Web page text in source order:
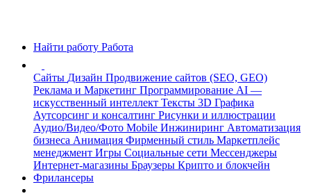
Найти работу Работа
Сайты Дизайн Продвижение сайтов (SEO, GEO)
Реклама и Маркетинг Программирование AI —
искусственный интеллект Тексты 3D Графика
Аутсорсинг и консалтинг Рисунки и иллюстрации
Аудио/Видео/Фото Mobile Инжиниринг Автоматизация
бизнеса Анимация Фирменный стиль Маркетплейс
менеджмент Игры Социальные сети Мессенджеры
Интернет-магазины Браузеры Крипто и блокчейн
Фрилансеры